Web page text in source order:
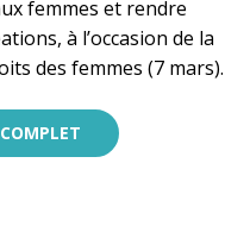
femmes et rendre
à l’occasion de la
des femmes (7 mars).